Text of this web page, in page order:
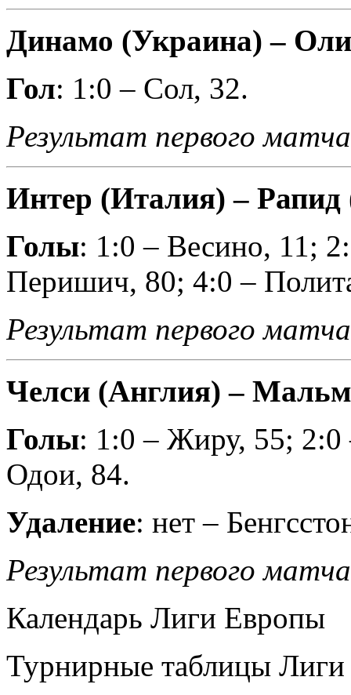
Динамо (Украина) –
Гол: 1:0 – Сол, 32.
Результат первого
Интер (Италия) – Рапид
Голы: 1:0 – Весино, 11;
Перишич, 80; 4:0 –
Результат первого
Челси (Англия) –
Голы: 1:0 – Жиру, 55; 2:0
Одои, 84.
Удаление: нет –
Результат первого
Календарь Лиги Европы
Турнирные таблицы